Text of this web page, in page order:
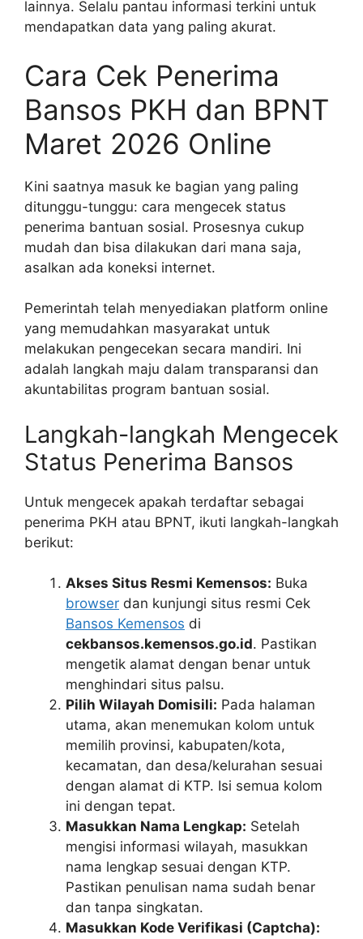
lainnya. Selalu pantau informasi terkini untuk
mendapatkan data yang paling akurat.
Cara Cek Penerima
Bansos PKH dan BPNT
Maret 2026 Online
Kini saatnya masuk ke bagian yang paling
ditunggu-tunggu: cara mengecek status
penerima bantuan sosial. Prosesnya cukup
mudah dan bisa dilakukan dari mana saja,
asalkan ada koneksi internet.
Pemerintah telah menyediakan platform online
yang memudahkan masyarakat untuk
melakukan pengecekan secara mandiri. Ini
adalah langkah maju dalam transparansi dan
akuntabilitas program bantuan sosial.
Langkah-langkah Mengecek
Status Penerima Bansos
Untuk mengecek apakah terdaftar sebagai
penerima PKH atau BPNT, ikuti langkah-langkah
berikut:
Akses Situs Resmi Kemensos: Buka
browser dan kunjungi situs resmi Cek
Bansos Kemensos di
cekbansos.kemensos.go.id. Pastikan
mengetik alamat dengan benar untuk
menghindari situs palsu.
Pilih Wilayah Domisili: Pada halaman
utama, akan menemukan kolom untuk
memilih provinsi, kabupaten/kota,
kecamatan, dan desa/kelurahan sesuai
dengan alamat di KTP. Isi semua kolom
ini dengan tepat.
Masukkan Nama Lengkap: Setelah
mengisi informasi wilayah, masukkan
nama lengkap sesuai dengan KTP.
Pastikan penulisan nama sudah benar
dan tanpa singkatan.
Masukkan Kode Verifikasi (Captcha):